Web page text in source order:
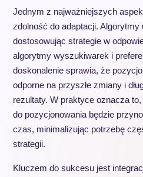
Jednym z najważniejszych
zdolność do adaptacji. Algorytmy
dostosowując strategie w
algorytmy wyszukiwarek i
doskonalenie sprawia, że
odporne na przyszłe zmiany i
rezultaty. W praktyce oznacza
do pozycjonowania będzie
czas, minimalizując potrzebę
strategii.
Kluczem do sukcesu jest